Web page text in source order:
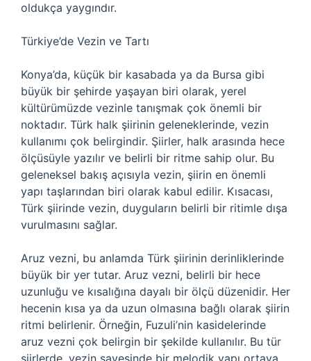
oldukça yaygındır.
Türkiye’de Vezin ve Tartı
Konya’da, küçük bir kasabada ya da Bursa gibi
büyük bir şehirde yaşayan biri olarak, yerel
kültürümüzde vezinle tanışmak çok önemli bir
noktadır. Türk halk şiirinin geleneklerinde, vezin
kullanımı çok belirgindir. Şiirler, halk arasında hece
ölçüsüyle yazılır ve belirli bir ritme sahip olur. Bu
geleneksel bakış açısıyla vezin, şiirin en önemli
yapı taşlarından biri olarak kabul edilir. Kısacası,
Türk şiirinde vezin, duyguların belirli bir ritimle dışa
vurulmasını sağlar.
Aruz vezni, bu anlamda Türk şiirinin derinliklerinde
büyük bir yer tutar. Aruz vezni, belirli bir hece
uzunluğu ve kısalığına dayalı bir ölçü düzenidir. Her
hecenin kısa ya da uzun olmasına bağlı olarak şiirin
ritmi belirlenir. Örneğin, Fuzuli’nin kasidelerinde
aruz vezni çok belirgin bir şekilde kullanılır. Bu tür
şiirlerde, vezin sayesinde bir melodik yapı ortaya